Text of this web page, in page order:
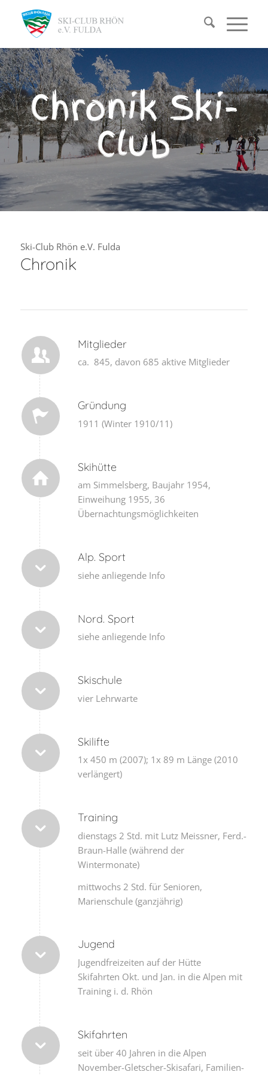
Chronik Ski-
Club
Ski-Club Rhön e.V. Fulda
Chronik
Mitglieder
ca. 845, davon 685 aktive Mitglieder
Gründung
1911 (Winter 1910/11)
Skihütte
am Simmelsberg, Baujahr 1954,
Einweihung 1955, 36
Übernachtungsmöglichkeiten
Alp. Sport
siehe anliegende Info
Nord. Sport
siehe anliegende Info
Skischule
vier Lehrwarte
Skilifte
1x 450 m (2007); 1x 89 m Länge (2010
verlängert)
Training
dienstags 2 Std. mit Lutz Meissner, Ferd.-
Braun-Halle (während der
Wintermonate)
mittwochs 2 Std. für Senioren,
Marienschule (ganzjährig)
Jugend
Jugendfreizeiten auf der Hütte
Skifahrten Okt. und Jan. in die Alpen mit
Training i. d. Rhön
Skifahrten
seit über 40 Jahren in die Alpen
November-Gletscher-Skisafari, Familien-